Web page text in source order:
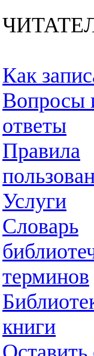
Как
Вопросы
ответы
Правила
Услуги
Словарь
терминов
книги